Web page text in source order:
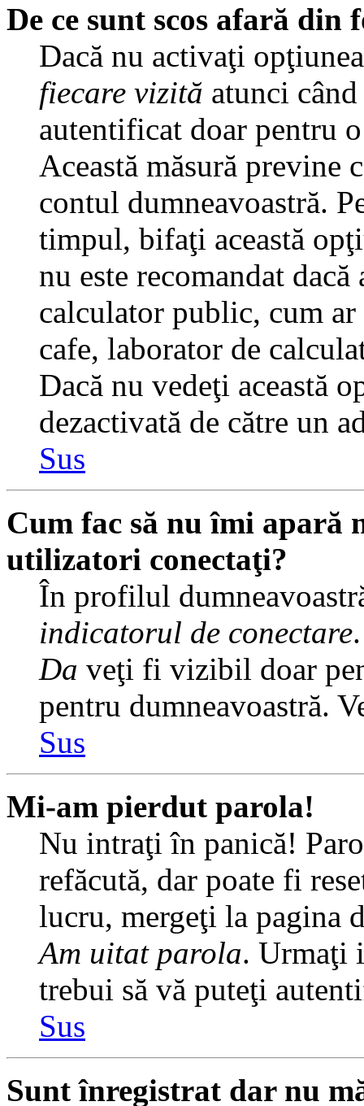
De ce sunt scos afară din
Dacă nu activaţi
fiecare vizită atunci
autentificat doar pentru
Această măsură previne
contul dumneavoastră.
timpul, bifaţi această
nu este recomandat
calculator public, cum
cafe, laborator de
Dacă nu vedeţi această
dezactivată de către un
Sus
Cum fac să nu îmi apară
utilizatori conectaţi?
În profilul
indicatorul de conectare
Da veţi fi vizibil doar
pentru dumneavoastră.
Sus
Mi-am pierdut parola!
Nu intraţi în panică!
refăcută, dar poate fi
lucru, mergeţi la pagina
Am uitat parola. Urmaţi
trebui să vă puteţi
Sus
Sunt înregistrat dar nu